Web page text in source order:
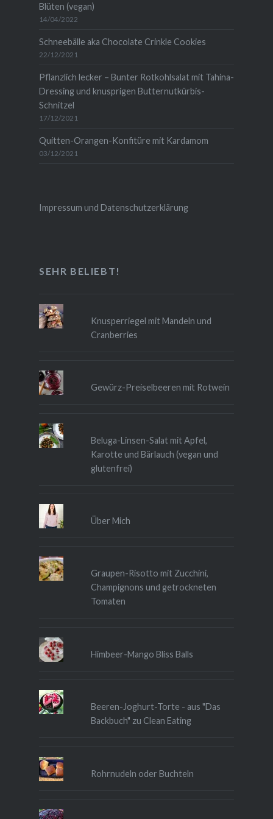
Blüten (vegan)
14/04/2022
Schneebälle aka Chocolate Crinkle Cookies
22/12/2021
Pflanzlich lecker – Bunter Rotkohlsalat mit Tahina-
Dressing und knusprigen Butternutkürbis-
Schnitzel
17/12/2021
Quitten-Orangen-Konfitüre mit Kardamom
03/12/2021
Impressum und Datenschutzerklärung
SEHR BELIEBT!
Knusperriegel mit Mandeln und
Cranberries
Gewürz-Preiselbeeren mit Rotwein
Beluga-Linsen-Salat mit Apfel,
Karotte und Bärlauch (vegan und
glutenfrei)
Über Mich
Graupen-Risotto mit Zucchini,
Champignons und getrockneten
Tomaten
Himbeer-Mango Bliss Balls
Beeren-Joghurt-Torte - aus "Das
Backbuch" zu Clean Eating
Rohrnudeln oder Buchteln